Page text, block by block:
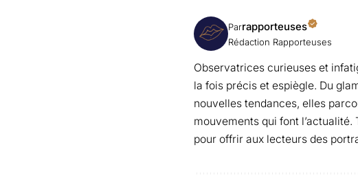
Parrapporteuses
Rédaction Rapporteuses
Observatrices curieuses et
la fois précis et espiègle. Du
nouvelles tendances, elles
mouvements qui font
pour offrir aux lecteurs des